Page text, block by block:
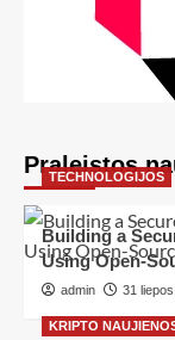
Praleistos
TECHNOLOGIJOS
Building a
Using Open-
admin 31
KRIPTO